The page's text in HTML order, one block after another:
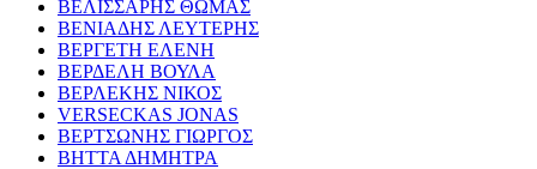
ΒΕΛΙΣΣΑΡΗΣ ΘΩΜΑΣ
ΒΕΝΙΑΔΗΣ ΛΕΥΤΕΡΗΣ
ΒΕΡΓΕΤΗ ΕΛΕΝΗ
ΒΕΡΔΕΛΗ ΒΟΥΛΑ
ΒΕΡΛΕΚΗΣ ΝΙΚΟΣ
VERSECKAS JONAS
ΒΕΡΤΣΩΝΗΣ ΓΙΩΡΓΟΣ
ΒΗΤΤΑ ΔΗΜΗΤΡΑ